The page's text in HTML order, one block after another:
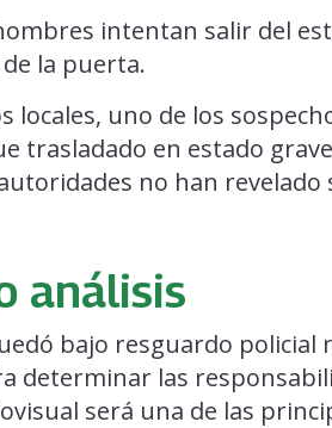
intentan salir del
la puerta.
locales, uno de los
trasladado en estado
no han revelado
análisis
bajo resguardo policial
determinar las
será una de las